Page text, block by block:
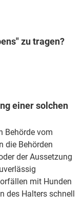
zu tragen?
einer solchen
Behörde vom
die Behörden
der Aussetzung
mit Hunden
des Halters schnell